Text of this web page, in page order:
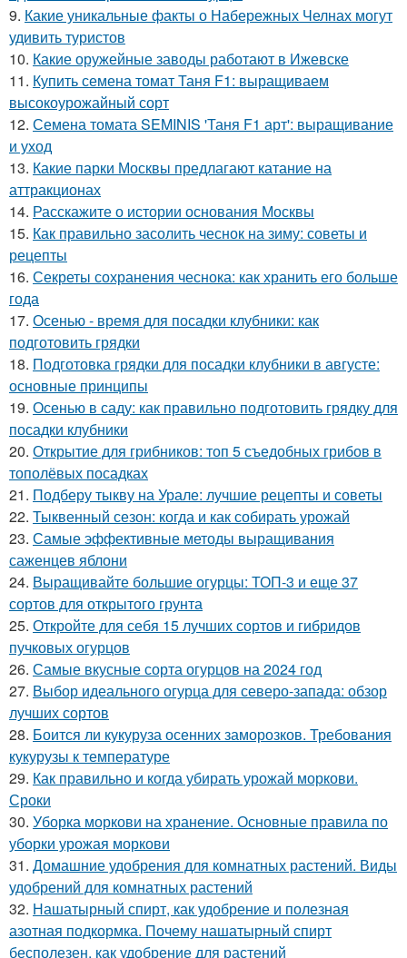
9. Какие уникальные факты о Набережных Челнах могут
удивить туристов
10. Какие оружейные заводы работают в Ижевске
11. Купить семена томат Таня F1: выращиваем
высокоурожайный сорт
12. Семена томата SEMINIS 'Таня F1 арт': выращивание
и уход
13. Какие парки Москвы предлагают катание на
аттракционах
14. Расскажите о истории основания Москвы
15. Как правильно засолить чеснок на зиму: советы и
рецепты
16. Секреты сохранения чеснока: как хранить его больше
года
17. Осенью - время для посадки клубники: как
подготовить грядки
18. Подготовка грядки для посадки клубники в августе:
основные принципы
19. Осенью в саду: как правильно подготовить грядку для
посадки клубники
20. Открытие для грибников: топ 5 съедобных грибов в
тополёвых посадках
21. Подберу тыкву на Урале: лучшие рецепты и советы
22. Тыквенный сезон: когда и как собирать урожай
23. Самые эффективные методы выращивания
саженцев яблони
24. Выращивайте большие огурцы: ТОП-3 и еще 37
сортов для открытого грунта
25. Откройте для себя 15 лучших сортов и гибридов
пучковых огурцов
26. Самые вкусные сорта огурцов на 2024 год
27. Выбор идеального огурца для северо-запада: обзор
лучших сортов
28. Боится ли кукуруза осенних заморозков. Требования
кукурузы к температуре
29. Как правильно и когда убирать урожай моркови.
Сроки
30. Уборка моркови на хранение. Основные правила по
уборки урожая моркови
31. Домашние удобрения для комнатных растений. Виды
удобрений для комнатных растений
32. Нашатырный спирт, как удобрение и полезная
азотная подкормка. Почему нашатырный спирт
бесполезен, как удобрение для растений